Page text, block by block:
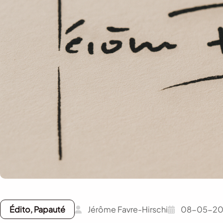
Édito, Papauté Jérôme Favre-Hirschi 08-05-